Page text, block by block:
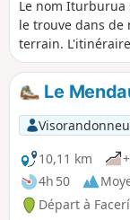
Le nom Iturburua
le trouve dans de
terrain.
vestiges de
Le
10,11 km
4h 50
Départ à